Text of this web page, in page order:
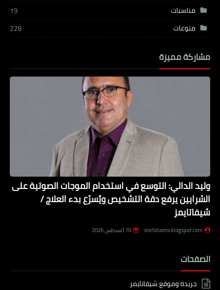
مناسبات
19
منوعات
228
مشاركة مميزة
وليد الدالي: التوسع في استخدام الموجات الصوتية على
الشرايين يرفع دقة التشخيص ويُسرّع بدء العلاج /
شيفاتايمز
shefataims.blogspot.com 10 أغسطس 2026
الصفحات
جريدة وموقع شيفاتايمز